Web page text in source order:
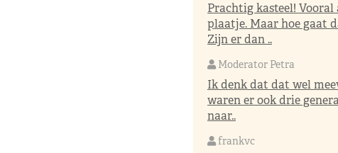
Prachtig kasteel!
plaatje. Maar hoe gaat
Zijn er dan ..
Moderator Petra
Ik denk dat dat wel
waren er ook drie
naar..
frankvc